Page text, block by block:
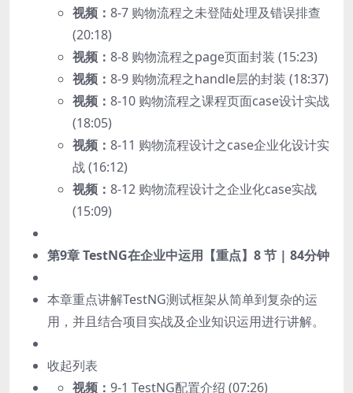
视频： 8-7 购物流程之未登陆处理及错误排查
(20:18)
视频： 8-8 购物流程之page页面封装 (15:23)
视频： 8-9 购物流程之handle层的封装 (18:37)
视频： 8-10 购物流程之课程页面case设计实战
(18:05)
视频： 8-11 购物流程设计之case企业化设计实
战 (16:12)
视频： 8-12 购物流程设计之企业化case实战
(15:09)
第9章 TestNG在企业中运用【重点】 8 节 | 84分钟
本章重点讲解TestNG测试框架从简单到复杂的运
用，并且结合项目实战及企业知识运用进行讲解。
收起列表
视频： 9-1 TestNG配置介绍 (07:26)